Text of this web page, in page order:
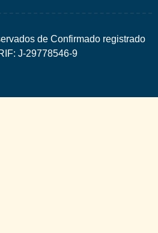
de Confirmado registrado
J-29778546-9